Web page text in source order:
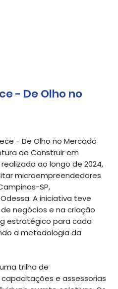
- De Olho no
- De Olho no Mercado
de Construir em
ao longo de 2024,
microempreendedores
SP,
A iniciativa teve
negócios e na criação
estratégico para cada
a metodologia da
trilha de
e assessorias